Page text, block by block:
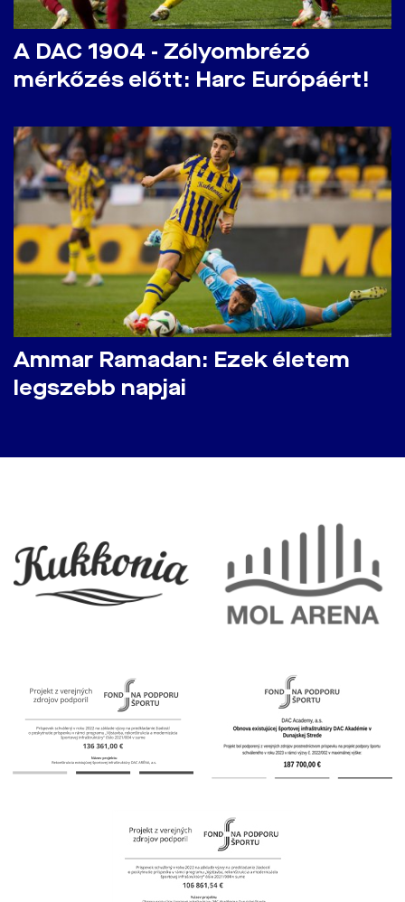
A DAC 1904 - Zólyombrézó
mérkőzés előtt: Harc Európáért!
Ammar Ramadan: Ezek életem
legszebb napjai